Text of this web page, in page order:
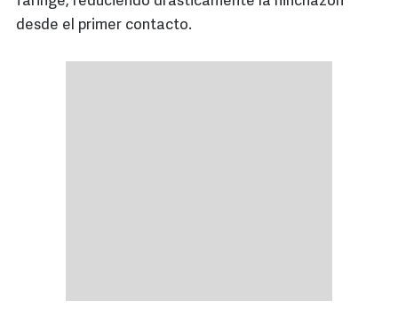
desde el primer contacto.